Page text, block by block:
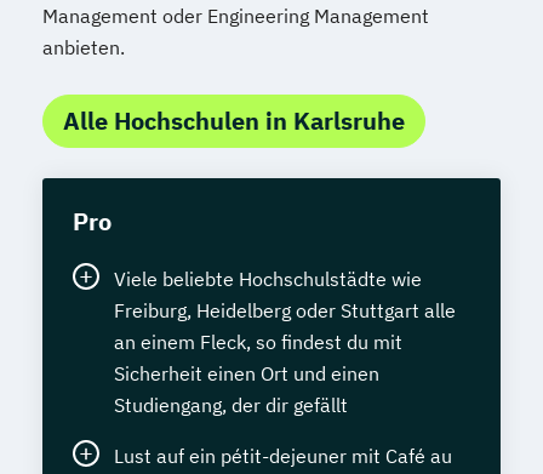
Management oder Engineering Management
anbieten.
Alle Hochschulen in Karlsruhe
Pro
Viele beliebte Hochschulstädte wie
Freiburg, Heidelberg oder Stuttgart alle
an einem Fleck, so findest du mit
Sicherheit einen Ort und einen
Studiengang, der dir gefällt
Lust auf ein pétit-dejeuner mit Café au